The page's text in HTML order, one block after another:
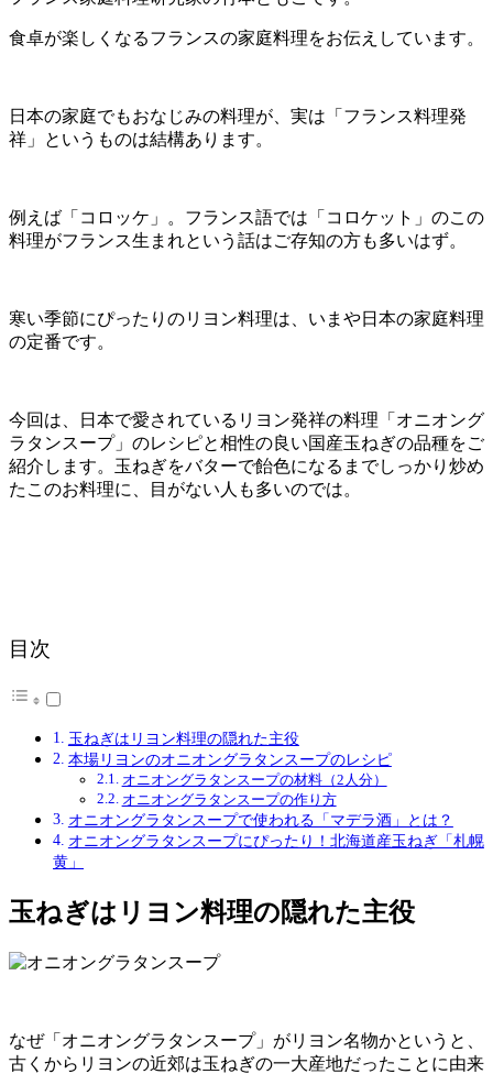
食卓が楽しくなるフランスの家庭料理をお伝えしています。
日本の家庭でもおなじみの料理が、実は「フランス料理発
祥」というものは結構あります。
例えば「コロッケ」。フランス語では「コロケット」のこの
料理がフランス生まれという話はご存知の方も多いはず。
寒い季節にぴったりのリヨン料理は、いまや日本の家庭料理
の定番です。
今回は、日本で愛されているリヨン発祥の料理「オニオング
ラタンスープ」のレシピと相性の良い国産玉ねぎの品種をご
紹介します。玉ねぎをバターで飴色になるまでしっかり炒め
たこのお料理に、目がない人も多いのでは。
目次
玉ねぎはリヨン料理の隠れた主役
本場リヨンのオニオングラタンスープのレシピ
オニオングラタンスープの材料（2人分）
オニオングラタンスープの作り方
オニオングラタンスープで使われる「マデラ酒」とは？
オニオングラタンスープにぴったり！北海道産玉ねぎ「札幌
黄」
玉ねぎはリヨン料理の隠れた主役
なぜ「オニオングラタンスープ」がリヨン名物かというと、
古くからリヨンの近郊は玉ねぎの一大産地だったことに由来